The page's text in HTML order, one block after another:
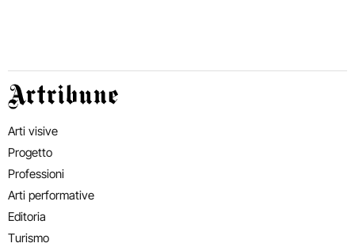
Artribune
Arti visive
Progetto
Professioni
Arti performative
Editoria
Turismo